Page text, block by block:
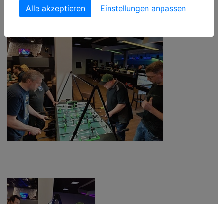
20220401 Einstellungen anpassen